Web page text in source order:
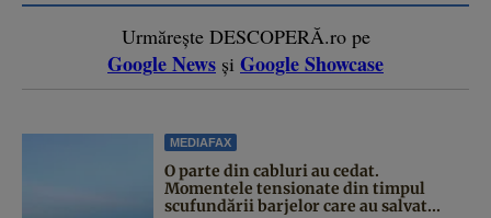
Urmărește DESCOPERĂ.ro pe
Google News și Google Showcase
MEDIAFAX
O parte din cabluri au cedat.
Momentele tensionate din timpul
scufundării barjelor care au salvat...